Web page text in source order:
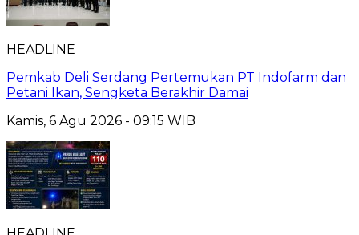
HEADLINE
Pemkab Deli Serdang Pertemukan PT Indofarm dan
Petani Ikan, Sengketa Berakhir Damai
Kamis, 6 Agu 2026 - 09:15 WIB